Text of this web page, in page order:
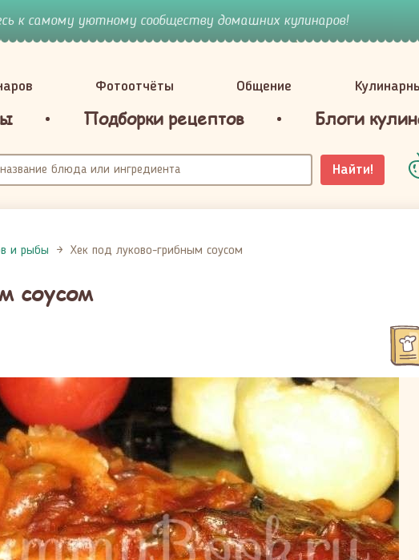
к самому уютному сообществу домашних кулинаров!
Фотоотчёты Общение
Подборки рецептов Блоги
Найти!
и рыбы Хек под луково-грибным соусом
соусом